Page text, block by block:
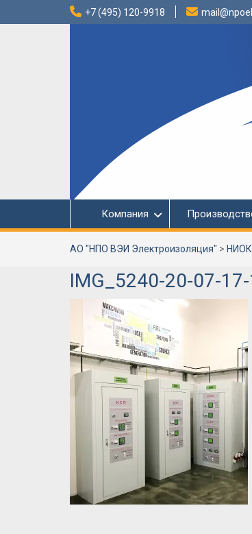
+7 (495) 120-9918
Компания
АО "НПО ВЭИ Электроизоляция" >
IMG_5240-20-07-